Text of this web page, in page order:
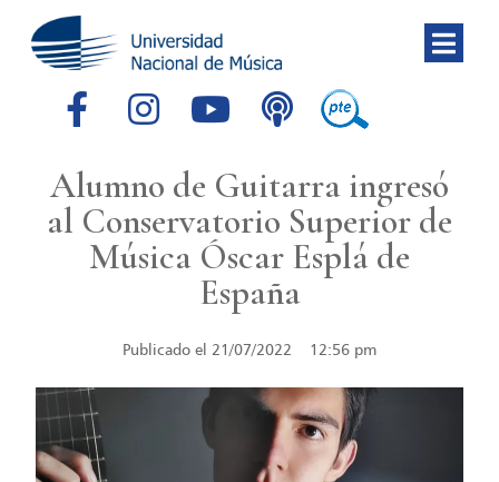
Alumno de Guitarra ingresó
al Conservatorio Superior de
Música Óscar Esplá de
España
Publicado el 21/07/2022 12:56 pm